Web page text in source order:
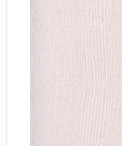
Декоры обоев под мебель